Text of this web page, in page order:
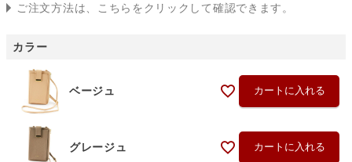
ご注文方法は、こちらをクリックして確認できます。
カラー
ベージュ カートに入れる
グレージュ カートに入れる